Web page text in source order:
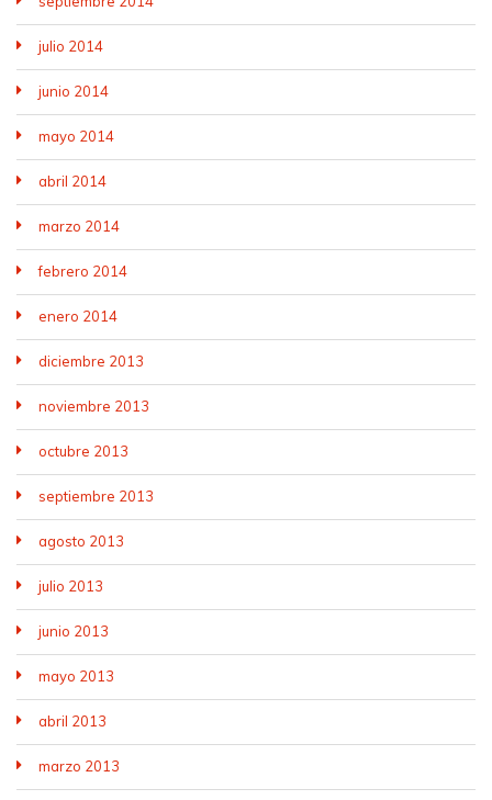
julio 2014
junio 2014
mayo 2014
abril 2014
marzo 2014
febrero 2014
enero 2014
diciembre 2013
noviembre 2013
octubre 2013
septiembre 2013
agosto 2013
julio 2013
junio 2013
mayo 2013
abril 2013
marzo 2013